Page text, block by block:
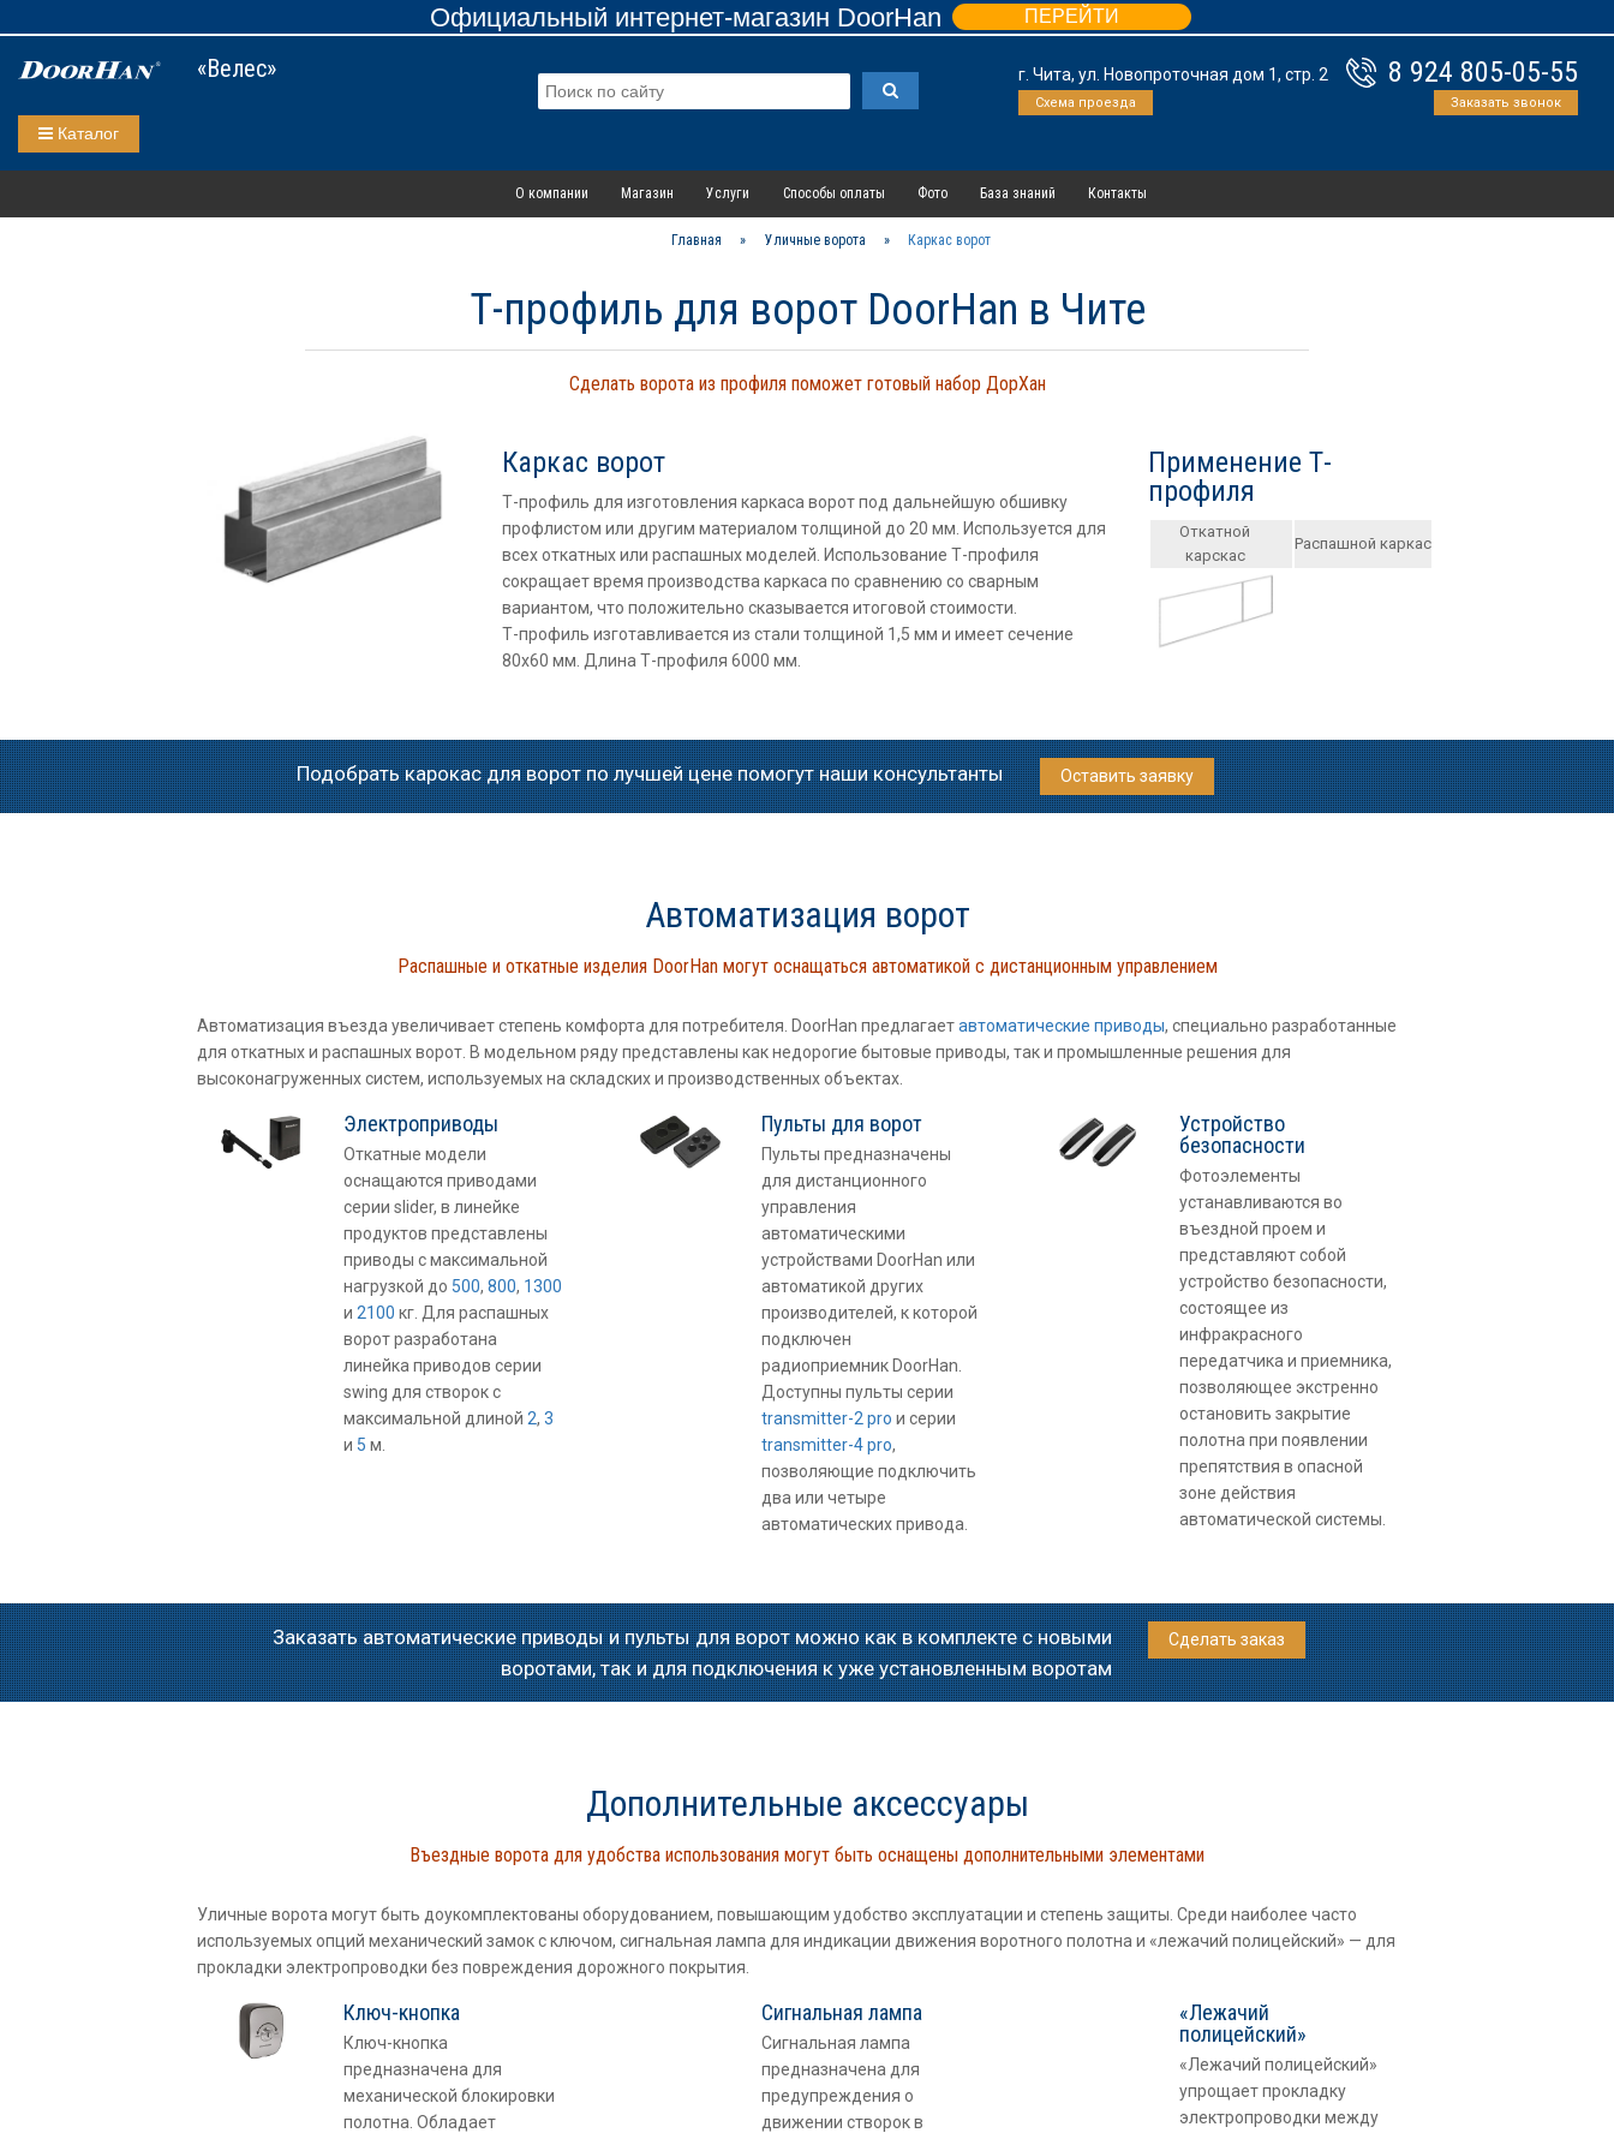
Официальный интернет-магазин DoorHan ПЕРЕЙТИ
«Велес» 8 924 805-05-55
Заказать звонок
г. Чита, ул. Новопроточная дом 1, стр. 2
Схема проезда
Каталог
О компании Магазин Услуги Способы оплаты Фото База знаний Контакты
Главная » Уличные ворота » Каркас ворот
Т-профиль для ворот DoorHan в Чите
Сделать ворота из профиля поможет готовый набор ДорХан
Каркас ворот
Т-профиль для изготовления каркаса ворот под дальнейшую обшивку
профлистом или другим материалом толщиной до 20 мм. Используется для
всех откатных или распашных моделей. Использование Т-профиля
сокращает время производства каркаса по сравнению со сварным
вариантом, что положительно сказывается итоговой стоимости.
Т-профиль изготавливается из стали толщиной 1,5 мм и имеет сечение
80х60 мм. Длина Т-профиля 6000 мм.
Применение Т-
профиля
Откатной
карскас
Распашной каркас
Подобрать карокас для ворот по лучшей цене помогут наши консультанты Оставить заявку
Автоматизация ворот
Распашные и откатные изделия DoorHan могут оснащаться автоматикой с дистанционным управлением
Автоматизация въезда увеличивает степень комфорта для потребителя. DoorHan предлагаетавтоматические приводы, специально разработанные
для откатных и распашных ворот. В модельном ряду представлены как недорогие бытовые приводы, так и промышленные решения для
высоконагруженных систем, используемых на складских и производственных объектах.
Электроприводы
Откатные модели
оснащаются приводами
серии slider, в линейке
продуктов представлены
приводы с максимальной
нагрузкой до 500, 800, 1300
и 2100 кг. Для распашных
ворот разработана
линейка приводов серии
swing для створок с
максимальной длиной 2, 3
и 5 м.
Пульты для ворот
Пульты предназначены
для дистанционного
управления
автоматическими
устройствами DoorHan или
автоматикой других
производителей, к которой
подключен
радиоприемник DoorHan.
Доступны пульты серии
transmitter-2 pro и серии
transmitter-4 pro,
позволяющие подключить
два или четыре
автоматических привода.
Устройство
безопасности
Фотоэлементы
устанавливаются во
въездной проем и
представляют собой
устройство безопасности,
состоящее из
инфракрасного
передатчика и приемника,
позволяющее экстренно
остановить закрытие
полотна при появлении
препятствия в опасной
зоне действия
автоматической системы.
Заказать автоматические приводы и пульты для ворот можно как в комплекте с новыми
воротами, так и для подключения к уже установленным воротам
Сделать заказ
Дополнительные аксессуары
Въездные ворота для удобства использования могут быть оснащены дополнительными элементами
Уличные ворота могут быть доукомплектованы оборудованием, повышающим удобство эксплуатации и степень защиты. Среди наиболее часто
используемых опций механический замок с ключом, сигнальная лампа для индикации движения воротного полотна и «лежачий полицейский» — для
прокладки электропроводки без повреждения дорожного покрытия.
Ключ-кнопка
Ключ-кнопка
предназначена для
механической блокировки
полотна. Обладает
Сигнальная лампа
Сигнальная лампа
предназначена для
предупреждения о
движении створок в
«Лежачий
полицейский»
«Лежачий полицейский»
упрощает прокладку
электропроводки между